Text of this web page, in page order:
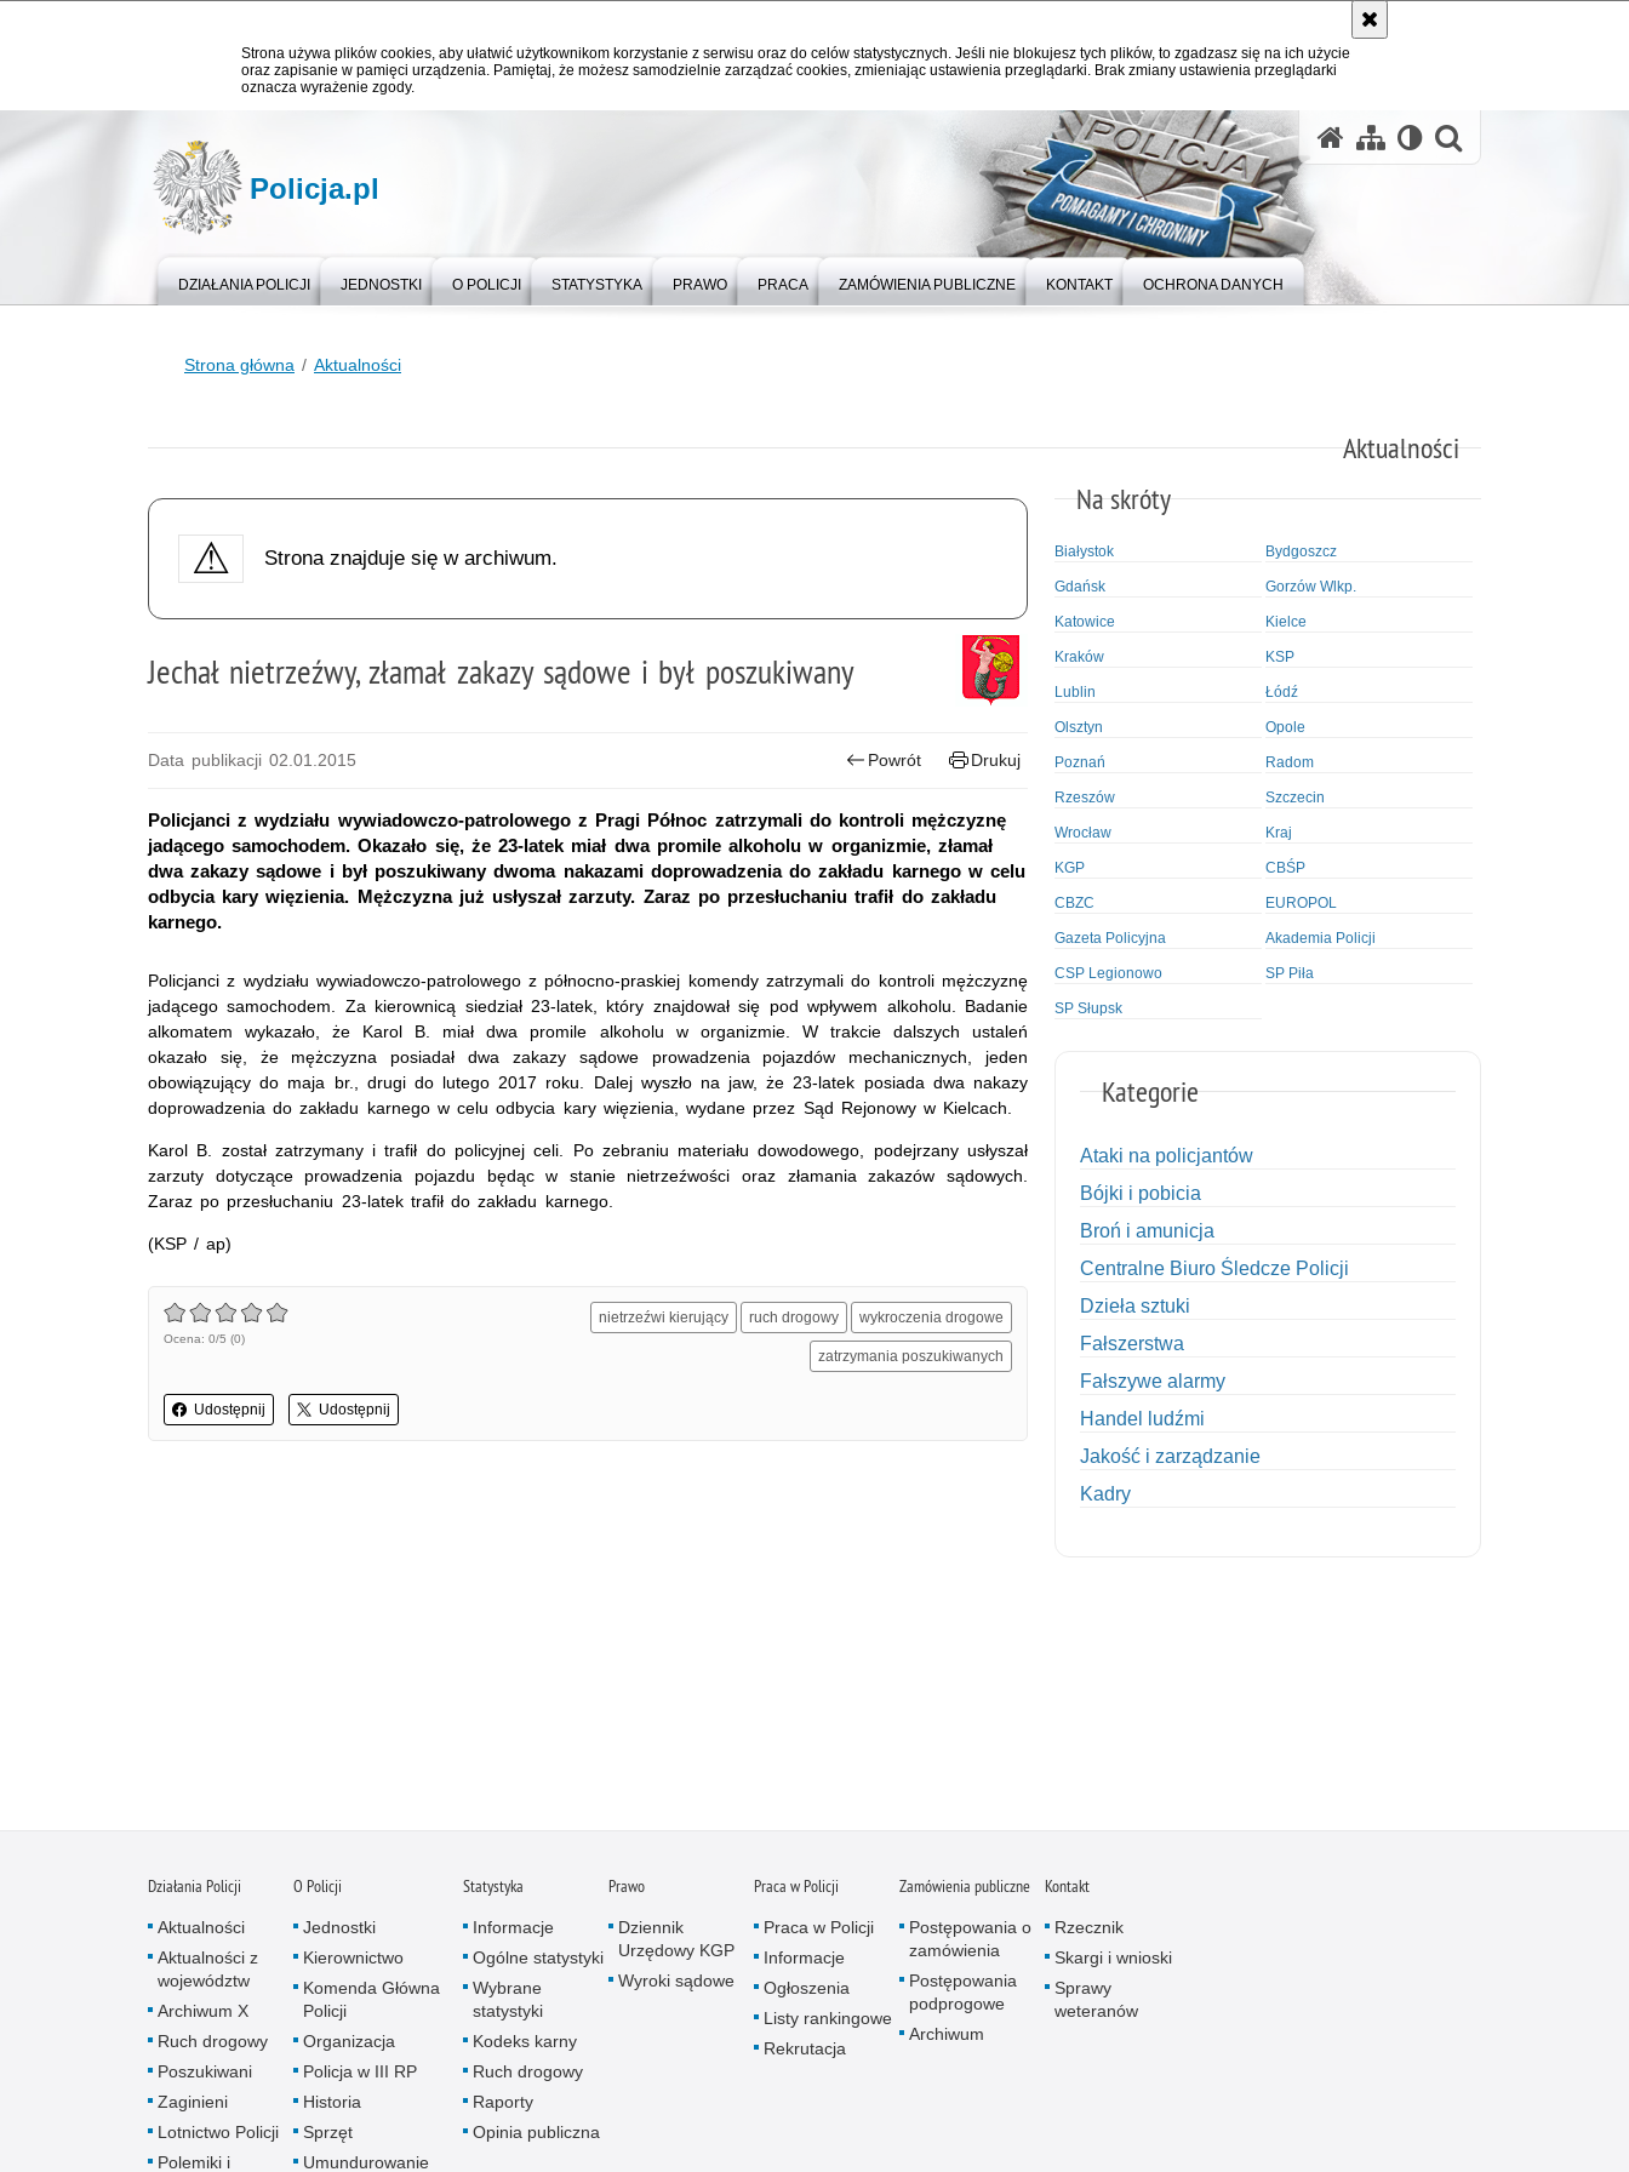
Strona używa plików cookies, aby ułatwić użytkownikom korzystanie z serwisu oraz do celów statystycznych. Jeśli nie blokujesz tych plików, to zgadzasz się na ich użycie
oraz zapisanie w pamięci urządzenia. Pamiętaj, że możesz samodzielnie zarządzać cookies, zmieniając ustawienia przeglądarki. Brak zmiany ustawienia przeglądarki
oznacza wyrażenie zgody.
Policja.pl
DZIAŁANIA POLICJI JEDNOSTKI O POLICJI STATYSTYKA PRAWO PRACA ZAMÓWIENIA PUBLICZNE KONTAKT OCHRONA DANYCH
Strona główna Aktualności
Aktualności
Strona znajduje się w archiwum.
Jechał nietrzeźwy, złamał zakazy sądowe i był poszukiwany
Data publikacji 02.01.2015 Powrót Drukuj
Policjanci z wydziału wywiadowczo-patrolowego z Pragi Północ zatrzymali do kontroli mężczyznę
jadącego samochodem. Okazało się, że 23-latek miał dwa promile alkoholu w organizmie, złamał
dwa zakazy sądowe i był poszukiwany dwoma nakazami doprowadzenia do zakładu karnego w celu
odbycia kary więzienia. Mężczyzna już usłyszał zarzuty. Zaraz po przesłuchaniu trafił do zakładu
karnego.
Policjanci z wydziału wywiadowczo-patrolowego z północno-praskiej komendy zatrzymali do kontroli mężczyznę
jadącego samochodem. Za kierownicą siedział 23-latek, który znajdował się pod wpływem alkoholu. Badanie
alkomatem wykazało, że Karol B. miał dwa promile alkoholu w organizmie. W trakcie dalszych ustaleń
okazało się, że mężczyzna posiadał dwa zakazy sądowe prowadzenia pojazdów mechanicznych, jeden
obowiązujący do maja br., drugi do lutego 2017 roku. Dalej wyszło na jaw, że 23-latek posiada dwa nakazy
doprowadzenia do zakładu karnego w celu odbycia kary więzienia, wydane przez Sąd Rejonowy w Kielcach.
Karol B. został zatrzymany i trafił do policyjnej celi. Po zebraniu materiału dowodowego, podejrzany usłyszał
zarzuty dotyczące prowadzenia pojazdu będąc w stanie nietrzeźwości oraz złamania zakazów sądowych.
Zaraz po przesłuchaniu 23-latek trafił do zakładu karnego.
(KSP / ap)
Ocena: 0/5 (0)
Udostępnij Udostępnij
nietrzeźwi kierujący ruch drogowy wykroczenia drogowe
zatrzymania poszukiwanych
Na skróty
Białystok Bydgoszcz
Gdańsk Gorzów Wlkp.
Katowice Kielce
Kraków KSP
Lublin Łódź
Olsztyn Opole
Poznań Radom
Rzeszów Szczecin
Wrocław Kraj
KGP CBŚP
CBZC EUROPOL
Gazeta Policyjna Akademia Policji
CSP Legionowo SP Piła
SP Słupsk
Kategorie
Ataki na policjantów
Bójki i pobicia
Broń i amunicja
Centralne Biuro Śledcze Policji
Dzieła sztuki
Fałszerstwa
Fałszywe alarmy
Handel ludźmi
Jakość i zarządzanie
Kadry
Nietrzeźwi kierujący
Nietrzeźwi opiekunowie
Działania Policji
Aktualności
Aktualności z
województw
Archiwum X
Ruch drogowy
Poszukiwani
Zaginieni
Lotnictwo Policji
Polemiki i
O Policji
Jednostki
Kierownictwo
Komenda Główna
Policji
Organizacja
Policja w III RP
Historia
Sprzęt
Umundurowanie
Statystyka
Informacje
Ogólne statystyki
Wybrane
statystyki
Kodeks karny
Ruch drogowy
Raporty
Opinia publiczna
Prawo
Dziennik
Urzędowy KGP
Wyroki sądowe
Praca w Policji
Praca w Policji
Informacje
Ogłoszenia
Listy rankingowe
Rekrutacja
Zamówienia publiczne
Postępowania o
zamówienia
Postępowania
podprogowe
Archiwum
Kontakt
Rzecznik
Skargi i wnioski
Sprawy
weteranów